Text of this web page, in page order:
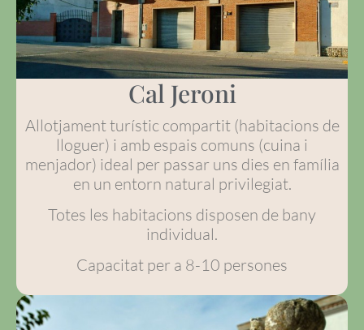
Cal Jeroni
Allotjament turístic compartit (habitacions de
lloguer) i amb espais comuns (cuina i
menjador) ideal per passar uns dies en família
en un entorn natural privilegiat.
Totes les habitacions disposen de bany
individual.
Capacitat per a 8-10 persones​